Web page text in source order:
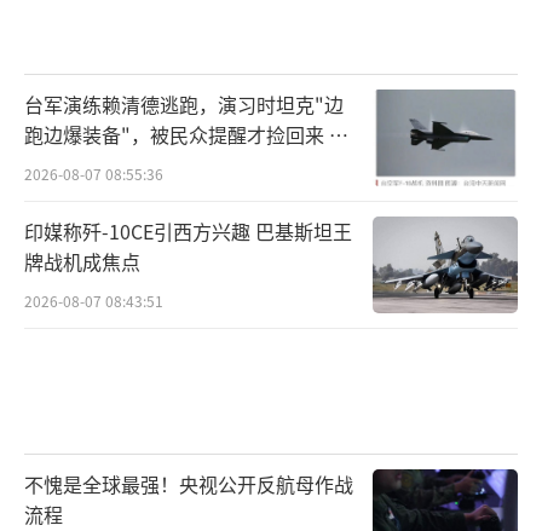
台军演练赖清德逃跑，演习时坦克"边
跑边爆装备"，被民众提醒才捡回来 演
习状况频出引发关注
2026-08-07 08:55:36
印媒称歼-10CE引西方兴趣 巴基斯坦王
牌战机成焦点
2026-08-07 08:43:51
不愧是全球最强！央视公开反航母作战
流程